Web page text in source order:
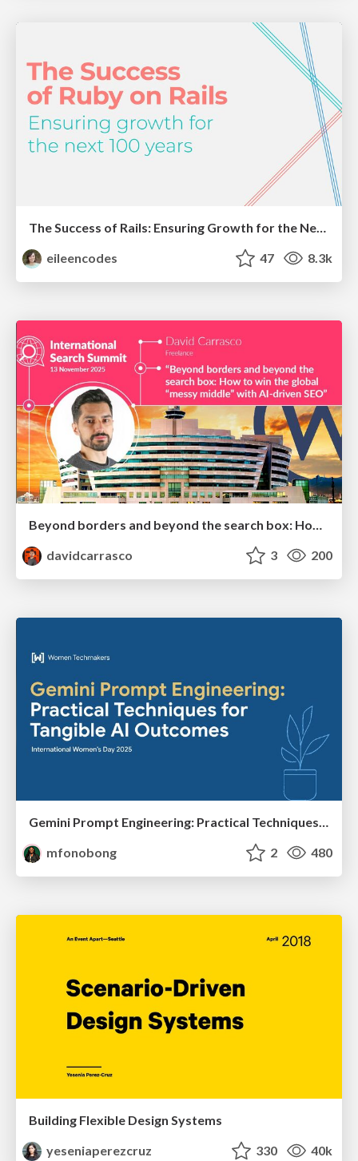
eileencodes
47 8.3k
Beyond borders and beyond the search box: How to win the global "messy middle" with AI-driven SEO
davidcarrasco
3 200
Gemini Prompt Engineering: Practical Techniques for Tangible AI Outcomes
mfonobong
2 480
Building Flexible Design Systems
yeseniaperezcruz
330 40k